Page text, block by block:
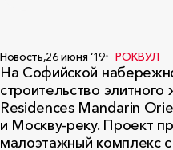
Новость,26 июня ‘19 РОКВУЛ
На Софийской
строительство
Residences Mandarin
и Москву-реку. Проект
малоэтажный комплекс